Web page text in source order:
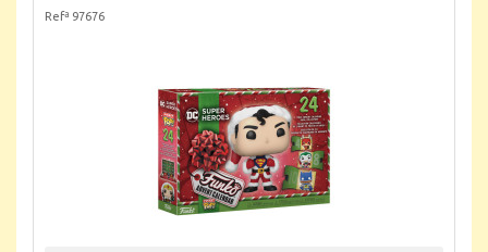
Refª 97676